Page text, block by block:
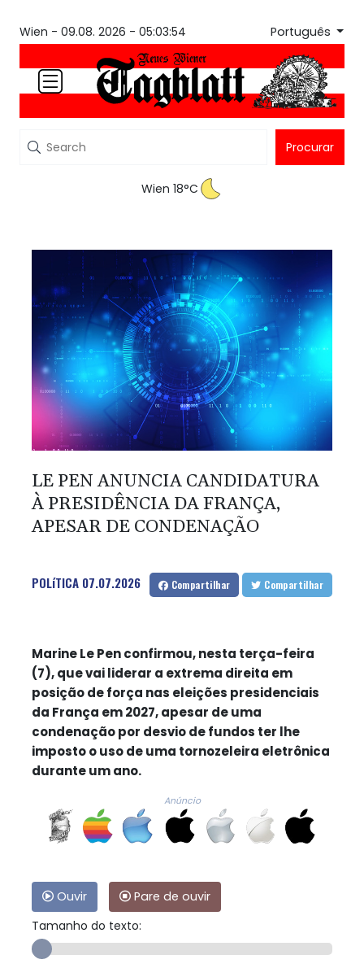
Wien - 09.08. 2026 - 05:03:54 Português
Procurar
Wien 18°C
LE PEN ANUNCIA CANDIDATURA
À PRESIDÊNCIA DA FRANÇA,
APESAR DE CONDENAÇÃO
POLíTICA 07.07.2026 Compartilhar Compartilhar
Marine Le Pen confirmou, nesta terça-feira
(7), que vai liderar a extrema direita em
posição de força nas eleições presidenciais
da França em 2027, apesar de uma
condenação por desvio de fundos ter lhe
imposto o uso de uma tornozeleira eletrônica
durante um ano.
Anúncio
Ouvir
Pare de ouvir
Tamanho do texto: